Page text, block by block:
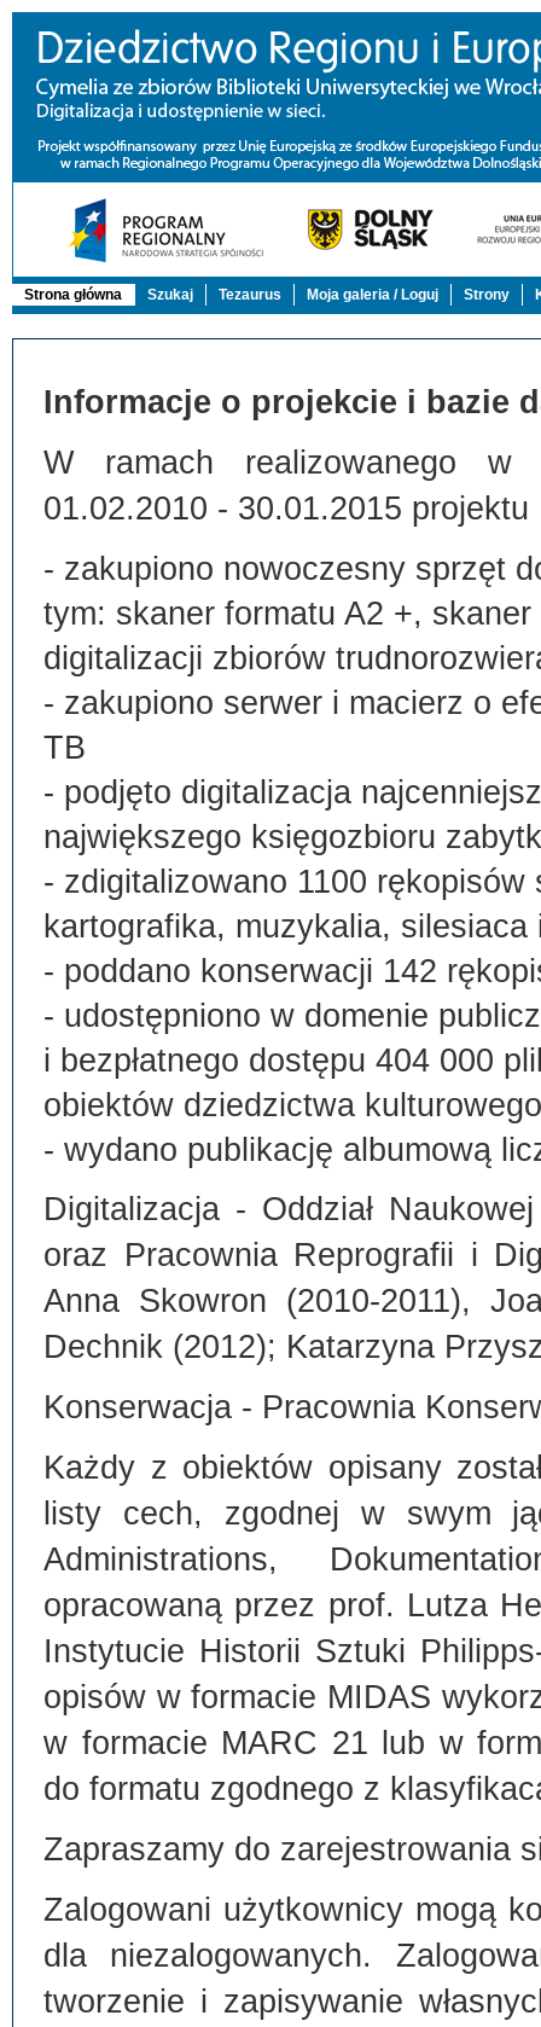
Strona główna Szukaj Tezaurus Moja galeria / Loguj Strony
Informacje o projekcie i bazie
W ramach realizowanego w
01.02.2010 - 30.01.2015 projektu
- zakupiono nowoczesny sprzęt
tym: skaner formatu A2 +,
digitalizacji zbiorów
- zakupiono serwer i macierz o
TB
- podjęto digitalizacja
największego księgozbioru
- zdigitalizowano 1100
kartografika, muzykalia, silesiaca
- poddano konserwacji 142
- udostępniono w domenie
i bezpłatnego dostępu 404 000
obiektów dziedzictwa kulturowego
- wydano publikację albumową
Digitalizacja - Oddział
oraz Pracownia Reprografii i
Anna Skowron (2010-2011),
Dechnik (2012); Katarzyna
Konserwacja - Pracownia
Każdy z obiektów opisany
listy cech, zgodnej w swym
Administrations,
opracowaną przez prof. Lutza
Instytucie Historii Sztuki
opisów w formacie MIDAS
w formacie MARC 21 lub w
do formatu zgodnego z
Zapraszamy do zarejestrowania
Zalogowani użytkownicy mogą
dla niezalogowanych.
tworzenie i zapisywanie